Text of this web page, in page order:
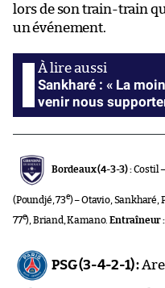
lors de son train-train
un événement.
Sankharé : « La
venir nous
Bordeaux (4-3-3) :Costil
(Poundjé, 73e) – Otavio, Sankharé,
77e), Briand, Kamano.Entraîneur :
PSG (3-4-2-1) :